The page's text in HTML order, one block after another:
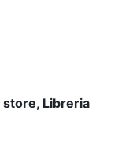
store, Libreria